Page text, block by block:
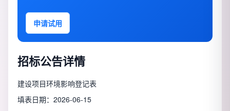
申请试用
招标公告详情
建设项目环境影响登记表
填表日期：2026-06-15